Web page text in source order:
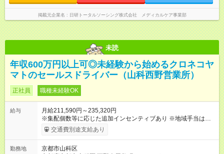
掲載元企業名 日研トータルソーシング株式会社 メディカルケア事業部
未読
年収600万円以上可◎未経験から始めるクロネコヤ
マトのセールスドライバー（山科西野営業所）
正社員 職種未経験OK
給与
月給211,590円～235,320円
※集配個数等に応じた追加インセンティブあり ※地域手当は居住
地によって異なる 加えて、インセンティブ・超勤手当・通勤手
当・扶養手当など各種手当が充実しています。 【試用期間】試
と同じです。
交通費別途支給あり
勤務地
京都市山科区